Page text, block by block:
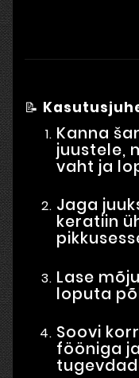
📝
Kanna
juustele,
vaht ja
Jaga
keratiin
Lase
loputa
Soovi
fööniga